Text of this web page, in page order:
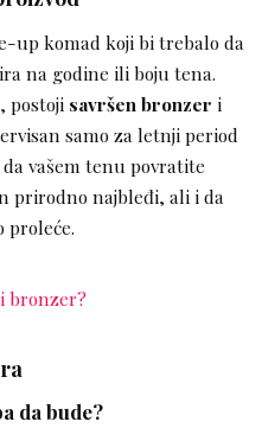
up komad koji bi trebalo da
na godine ili boju tena.
postoji savršen bronzer i
samo za letnji period
vašem tenu povratite
prirodno najbleđi, ali i da
proleće.
bronzer?
da bude?